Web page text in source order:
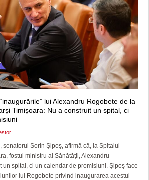
lui Alexandru Rogobete de la
Timișoara: Nu a construit un spital, ci
senatorul Sorin Şipoş, afirmă că, la Spitalul
fostul ministru al Sănătăţii, Alexandru
un spital, ci un calendar de promisiuni. Şipoş face
lui Rogobete privind inaugurarea acestui